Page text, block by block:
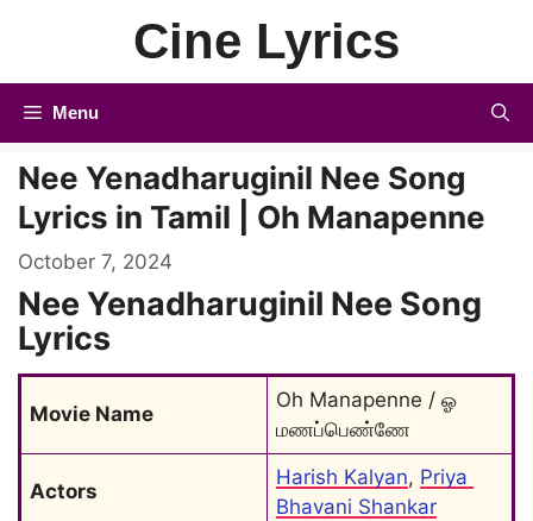
Cine Lyrics
Menu
Nee Yenadharuginil Nee Song
Lyrics in Tamil | Oh Manapenne
October 7, 2024
Nee Yenadharuginil Nee Song
Lyrics
Movie Name
Oh Manapenne / ஓ
மணப்பெண்ணே
Actors
Harish Kalyan, Priya
Bhavani Shankar